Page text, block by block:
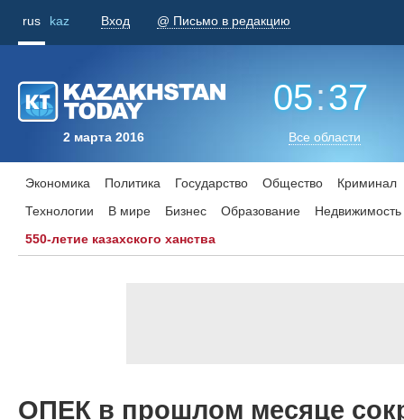
rus kaz Вход @ Письмо в редакцию
2 марта 2016
05:37
Все области
Экономика Политика Государство Общество
Криминал
Технологии
В мире Бизнес Образование
Недвижимость
550-летие казахского ханства
ОПЕК в прошлом месяце